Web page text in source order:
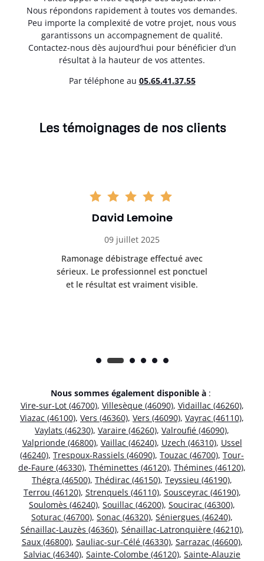
Nous répondons rapidement à toutes vos demandes.
Peu importe la complexité de votre projet, nous vous
garantissons un accompagnement de qualité.
Contactez-nous dès aujourd’hui pour bénéficier d’un
résultat à la hauteur de vos attentes.
Par téléphone au 05.65.41.37.55
Les témoignages de nos clients
David Lemoine
09 juillet 2025
Ramonage débistrage effectué avec
sérieux. Le professionnel est ponctuel
et le résultat est vraiment visible.
Nous sommes également disponible à :
Vire-sur-Lot (46700), Villesèque (46090), Vidaillac (46260),
Viazac (46100), Vers (46360), Vers (46090), Vayrac (46110),
Vaylats (46230), Varaire (46260), Valroufié (46090),
Valprionde (46800), Vaillac (46240), Uzech (46310), Ussel
(46240), Trespoux-Rassiels (46090), Touzac (46700), Tour-
de-Faure (46330), Théminettes (46120), Thémines (46120),
Thégra (46500), Thédirac (46150), Teyssieu (46190),
Terrou (46120), Strenquels (46110), Sousceyrac (46190),
Soulomès (46240), Souillac (46200), Soucirac (46300),
Soturac (46700), Sonac (46320), Séniergues (46240),
Sénaillac-Lauzès (46360), Sénaillac-Latronquière (46210),
Saux (46800), Sauliac-sur-Célé (46330), Sarrazac (46600),
Salviac (46340), Sainte-Colombe (46120), Sainte-Alauzie